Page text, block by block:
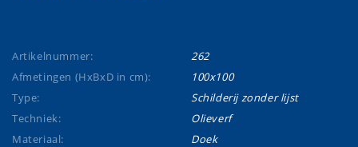
Artikelnummer:
262
Afmetingen (HxBxD in cm):
100x100
Type:
Schilderij zonder lijst
Techniek:
Olieverf
Materiaal:
Doek